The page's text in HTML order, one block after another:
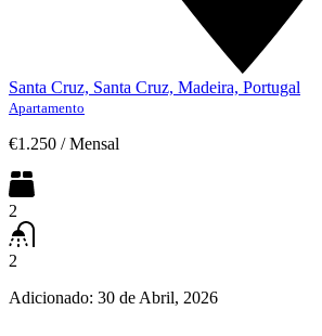
Santa Cruz, Santa Cruz, Madeira, Portugal
Apartamento
€1.250 / Mensal
2
2
Adicionado: 30 de Abril, 2026